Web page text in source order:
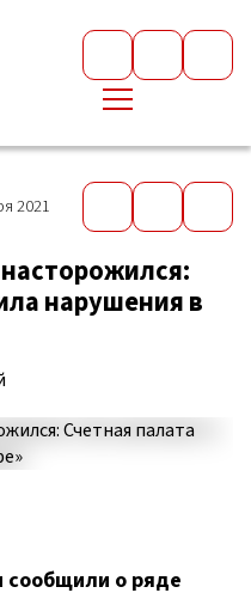
2021
нарушения в
о ряде